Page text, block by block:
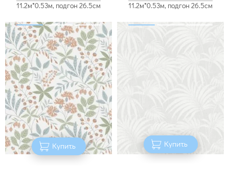
11.2м*0.53м, подгон 26.5см
Купить
11.2м*0.53м, подгон 26.5см
Купить